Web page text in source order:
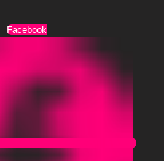
Facebook